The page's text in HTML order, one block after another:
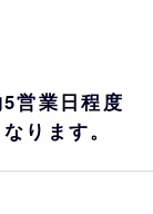
営業日程度
ります。